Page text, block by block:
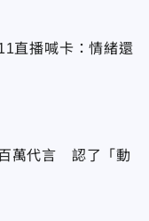
直播喊卡：情緒還
萬代言 認了「動